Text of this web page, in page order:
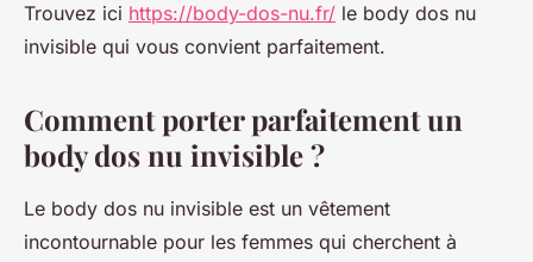
Trouvez ici https://body-dos-nu.fr/ le body dos nu
invisible qui vous convient parfaitement.
Comment porter parfaitement un
body dos nu invisible ?
Le body dos nu invisible est un vêtement
incontournable pour les femmes qui cherchent à